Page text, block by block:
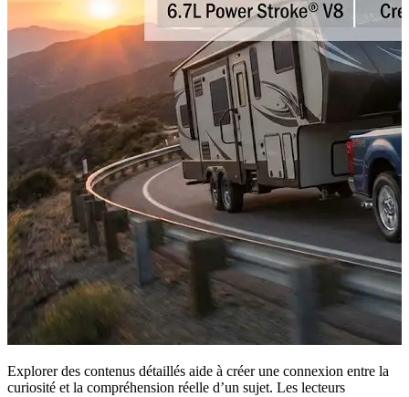
Explorer des contenus détaillés aide à créer une connexion entre la
curiosité et la compréhension réelle d’un sujet. Les lecteurs